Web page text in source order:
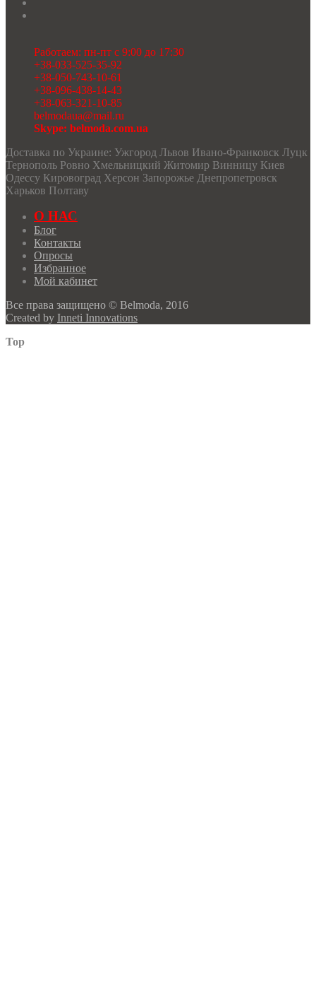
Работаем: пн-пт с 9:00 до 17:30
+38-033-525-35-92
+38-050-743-10-61
+38-096-438-14-43
+38-063-321-10-85
belmodaua@mail.ru
Skype: belmoda.com.ua
Доставка по Украине: Ужгород Львов Ивано-Франковск Луцк
Тернополь Ровно Хмельницкий Житомир Винницу Киев
Одессу Кировоград Херсон Запорожье Днепропетровск
Харьков Полтаву
О НАС
Блог
Контакты
Опросы
Избранное
Мой кабинет
Все права защищено © Belmoda, 2016
Created by Inneti Innovations
Top